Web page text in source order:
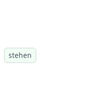
stehen